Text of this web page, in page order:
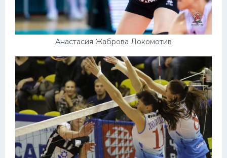
Анастасия Жаброва Локомотив